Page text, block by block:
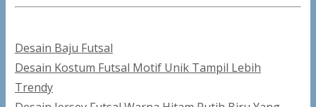
Categories
Desain Baju Futsal
Post
navigation
Desain Kostum Futsal Motif Unik Tampil Lebih
Trendy